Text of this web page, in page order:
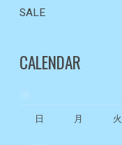
SALE
CALENDAR
日 月 火